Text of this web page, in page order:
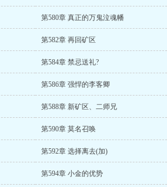
第580章 真正的万鬼泣魂幡
第582章 再回矿区
第584章 禁忌送礼?
第586章 强悍的李客卿
第588章 新矿区、二师兄
第590章 莫名召唤
第592章 选择离去(加)
第594章 小金的优势